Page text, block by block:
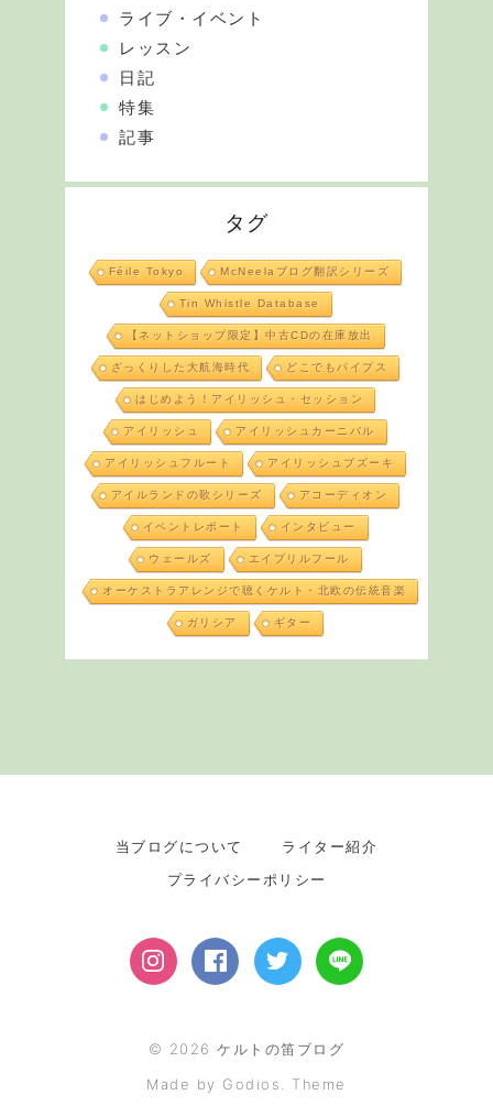
ライブ・イベント
レッスン
日記
特集
記事
タグ
Féile Tokyo McNeelaブログ翻訳シリーズ
Tin Whistle Database
【ネットショップ限定】中古CDの在庫放出
ざっくりした大航海時代 どこでもパイプス
はじめよう！アイリッシュ・セッション
アイリッシュ アイリッシュカーニバル
アイリッシュフルート アイリッシュブズーキ
アイルランドの歌シリーズ アコーディオン
イベントレポート インタビュー
ウェールズ エイプリルフール
オーケストラアレンジで聴くケルト・北欧の伝統音楽
ガリシア ギター
当ブログについて
ライター紹介
プライバシーポリシー
© 2026 ケルトの笛ブログ
Made by Godios. Theme